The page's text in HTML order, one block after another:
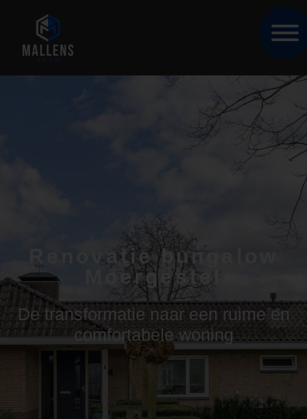
Renovatie bungalow
Moergestel
De transformatie naar een ruime en
comfortabele woning